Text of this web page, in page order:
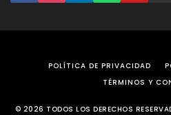
POLÍTICA DE PRIVACIDAD
TÉRMINOS Y
© 2026 TODOS LOS DERECHOS